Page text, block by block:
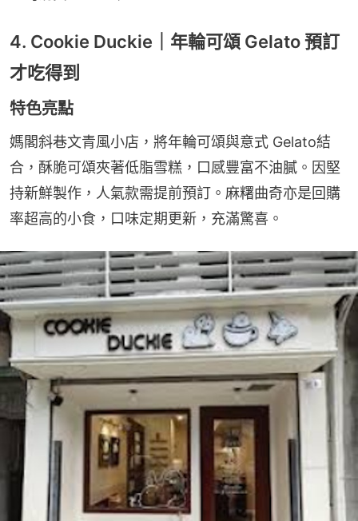
4. Cookie Duckie｜年輪可頌 Gelato 預訂
才吃得到
特色亮點
媽閣斜巷文青風小店，將年輪可頌與意式 Gelato結
合，酥脆可頌夾著低脂雪糕，口感豐富不油膩。因堅
持新鮮製作，人氣款需提前預訂。麻糬曲奇亦是回購
率超高的小食，口味定期更新，充滿驚喜。